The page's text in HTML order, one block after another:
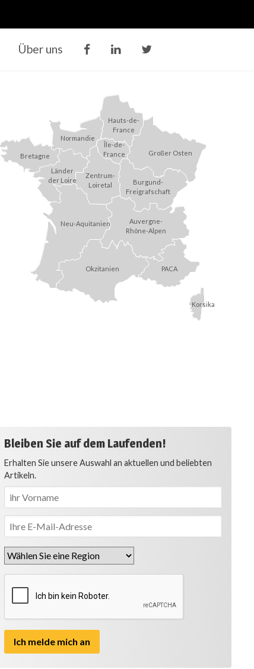
Über uns
Île-de-
France
Hauts-de-
France
Normandie
Bretagne
Länder
der Loire
Zentrum-
Loiretal
Neu-Aquitanien
Okzitanien
Korsika
PACA
Auvergne-
Rhône-Alpen
Burgund-
Freigrafschaft
Großer Osten
Bleiben Sie auf dem Laufenden!
Erhalten Sie unsere Auswahl an aktuellen und beliebten
Artikeln.